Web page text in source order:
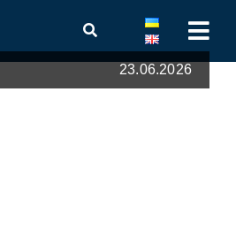
23.06.2026